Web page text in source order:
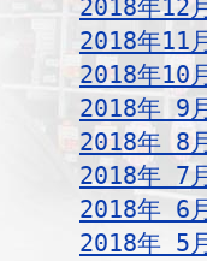
2018年12月
2018年11
2018年10
2018年 9
2018年 8
2018年 7
2018年 6
2018年 5